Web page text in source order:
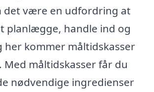
det være en udfordring at
planlægge, handle ind og
her kommer måltidskasser
Med måltidskasser får du
nødvendige ingredienser